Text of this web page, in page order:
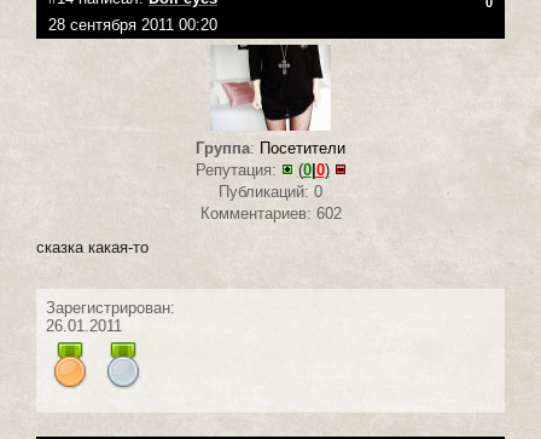
28 сентября 2011 00:20
Группа: Посетители
Репутация:
(0| 0)
Публикаций: 0
Комментариев: 602
сказка какая-то
Зарегистрирован:
26.01.2011